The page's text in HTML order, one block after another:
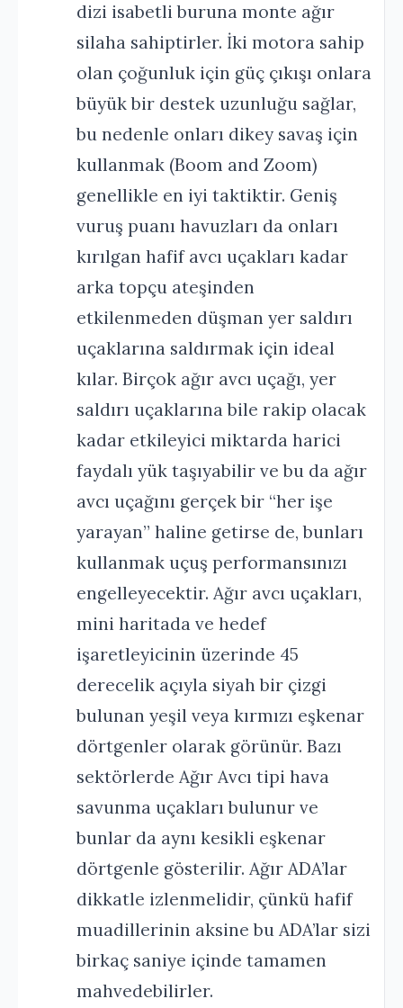
dizi isabetli buruna monte ağır
silaha sahiptirler. İki motora sahip
olan çoğunluk için güç çıkışı onlara
büyük bir destek uzunluğu sağlar,
bu nedenle onları dikey savaş için
kullanmak (Boom and Zoom)
genellikle en iyi taktiktir. Geniş
vuruş puanı havuzları da onları
kırılgan hafif avcı uçakları kadar
arka topçu ateşinden
etkilenmeden düşman yer saldırı
uçaklarına saldırmak için ideal
kılar. Birçok ağır avcı uçağı, yer
saldırı uçaklarına bile rakip olacak
kadar etkileyici miktarda harici
faydalı yük taşıyabilir ve bu da ağır
avcı uçağını gerçek bir “her işe
yarayan” haline getirse de, bunları
kullanmak uçuş performansınızı
engelleyecektir. Ağır avcı uçakları,
mini haritada ve hedef
işaretleyicinin üzerinde 45
derecelik açıyla siyah bir çizgi
bulunan yeşil veya kırmızı eşkenar
dörtgenler olarak görünür. Bazı
sektörlerde Ağır Avcı tipi hava
savunma uçakları bulunur ve
bunlar da aynı kesikli eşkenar
dörtgenle gösterilir. Ağır ADA’lar
dikkatle izlenmelidir, çünkü hafif
muadillerinin aksine bu ADA’lar sizi
birkaç saniye içinde tamamen
mahvedebilirler.